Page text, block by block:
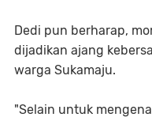
Dedi pun berharap,
dijadikan ajang
warga Sukamaju.
"Selain untuk